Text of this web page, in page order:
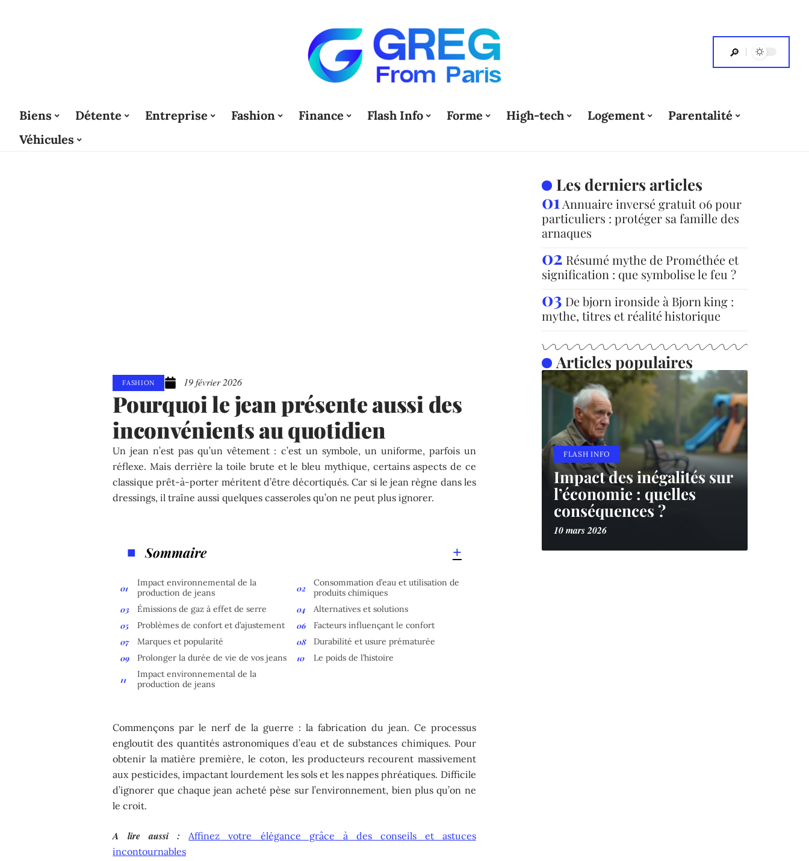
Biens Détente Entreprise Fashion Finance Flash Info Forme High-tech Logement
Parentalité
Véhicules
FASHION 19 février 2026
Pourquoi le jean présente aussi des
inconvénients au quotidien
Un jean n’est pas qu’un vêtement : c’est un symbole, un uniforme, parfois un
réflexe. Mais derrière la toile brute et le bleu mythique, certains aspects de ce
classique prêt-à-porter méritent d’être décortiqués. Car si le jean règne dans les
dressings, il traîne aussi quelques casseroles qu’on ne peut plus ignorer.
Sommaire
Impact environnemental de la
production de jeans
Consommation d’eau et utilisation de
produits chimiques
Émissions de gaz à effet de serre
Alternatives et solutions
Problèmes de confort et d’ajustement
Facteurs influençant le confort
Marques et popularité
Durabilité et usure prématurée
Prolonger la durée de vie de vos jeans
Le poids de l’histoire
Impact environnemental de la
production de jeans
Commençons par le nerf de la guerre : la fabrication du jean. Ce processus
engloutit des quantités astronomiques d’eau et de substances chimiques. Pour
obtenir la matière première, le coton, les producteurs recourent massivement
aux pesticides, impactant lourdement les sols et les nappes phréatiques. Difficile
d’ignorer que chaque jean acheté pèse sur l’environnement, bien plus qu’on ne
le croit.
A lire aussi :
Affinez votre élégance grâce à des conseils et astuces
incontournables
Les derniers articles
Annuaire inversé gratuit 06 pour
particuliers : protéger sa famille des
arnaques
Résumé mythe de Prométhée et
signification : que symbolise le feu ?
De bjorn ironside à Bjorn king :
mythe, titres et réalité historique
Articles populaires
FLASH INFO
Impact des inégalités sur
l’économie : quelles
conséquences ?
10 mars 2026